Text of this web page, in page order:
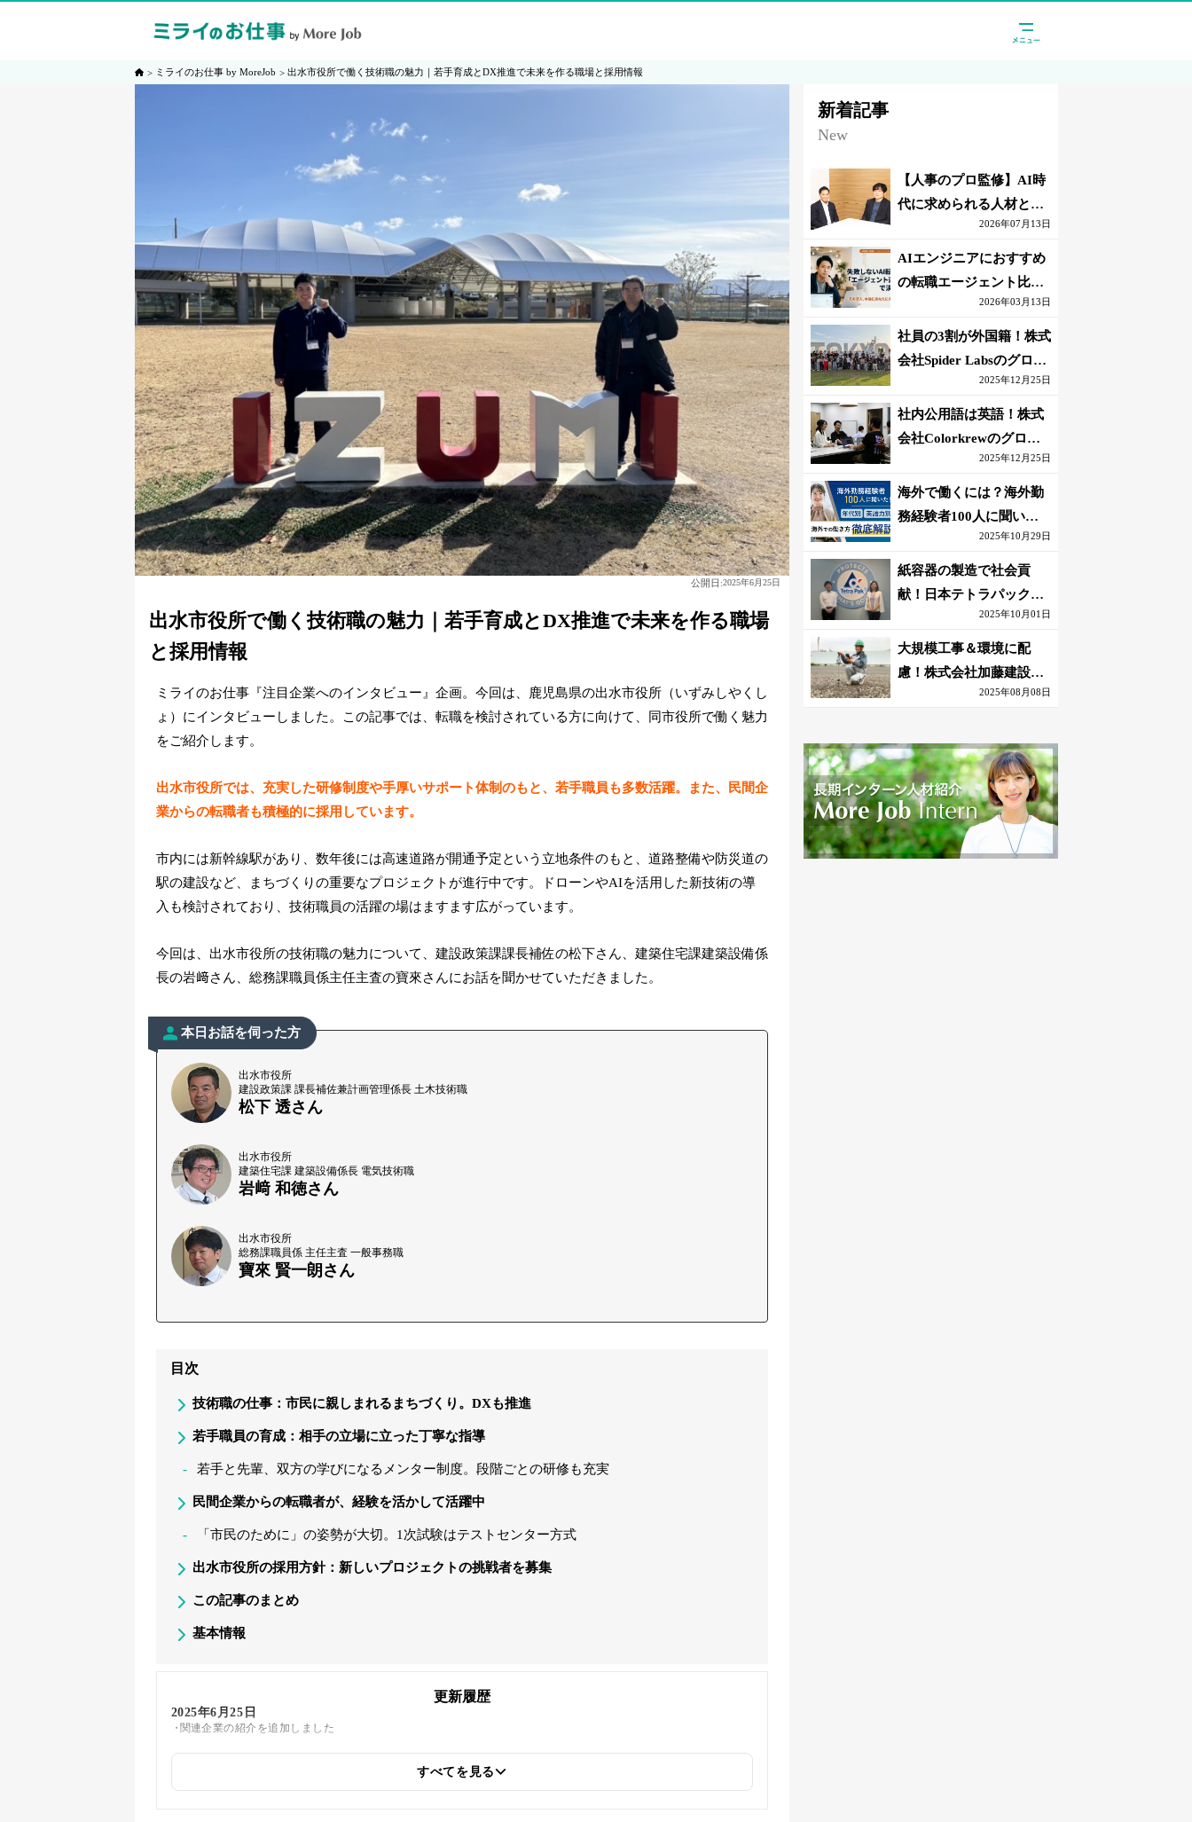
ミライのお仕事 by MoreJob 出水市役所で働く技術職の魅力｜若手育成とDX推進で未来を作る職場と採用情報
公開日:2025年6月25日
出水市役所で働く技術職の魅力｜若手育成とDX推進で未来を作る職場
と採用情報
ミライのお仕事『注目企業へのインタビュー』企画。今回は、鹿児島県の出水市役所（いずみしやくし
ょ）にインタビューしました。この記事では、転職を検討されている方に向けて、同市役所で働く魅力
をご紹介します。
出水市役所では、充実した研修制度や手厚いサポート体制のもと、若手職員も多数活躍。また、民間企
業からの転職者も積極的に採用しています。
市内には新幹線駅があり、数年後には高速道路が開通予定という立地条件のもと、道路整備や防災道の
駅の建設など、まちづくりの重要なプロジェクトが進行中です。ドローンやAIを活用した新技術の導
入も検討されており、技術職員の活躍の場はますます広がっています。
今回は、出水市役所の技術職の魅力について、建設政策課課長補佐の松下さん、建築住宅課建築設備係
長の岩﨑さん、総務課職員係主任主査の寶來さんにお話を聞かせていただきました。
本日お話を伺った方
出水市役所
建設政策課 課長補佐兼計画管理係長 土木技術職
松下 透さん
出水市役所
建築住宅課 建築設備係長 電気技術職
岩﨑 和徳さん
出水市役所
総務課職員係 主任主査 一般事務職
寶來 賢一朗さん
目次
技術職の仕事：市民に親しまれるまちづくり。DXも推進
若手職員の育成：相手の立場に立った丁寧な指導
若手と先輩、双方の学びになるメンター制度。段階ごとの研修も充実
民間企業からの転職者が、経験を活かして活躍中
「市民のために」の姿勢が大切。1次試験はテストセンター方式
出水市役所の採用方針：新しいプロジェクトの挑戦者を募集
この記事のまとめ
基本情報
更新履歴
2025年6月25日
関連企業の紹介を追加しました
筆者情報を更新しました
すべてを見る
新着記事
New
【人事のプロ監修】AI時
代に求められる人材と
は？「代替されない人」
の条件
2026年07月13日
AIエンジニアにおすすめ
の転職エージェント比較
｜失敗しない選び方【採
点表つき】
2026年03月13日
社員の3割が外国籍！株式
会社Spider Labsのグロー
2025年12月25日
社内公用語は英語！株式
会社Colorkrewのグロー
バルかつ若手が輝く環境
2025年12月25日
海外で働くには？海外勤
務経験者100人に聞いた
おすすめ職種｜英語話せ
ないOK求人はある？
2025年10月29日
紙容器の製造で社会貢
献！日本テトラパック株
式会社のグローバルな環
境
2025年10月01日
大規模工事＆環境に配
慮！株式会社加藤建設の
若手が語る現場監督の働
2025年08月08日